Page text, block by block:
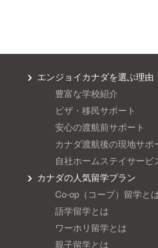
エンジョイカナダを選ぶ理由
豊富な学校紹介
ビザ・移民サポート
安心の渡航前サポート
カナダ渡航後の現地サポ
自社ホームステイサービ
カナダの人気留学プラン
Co-op（コープ）留学と
語学留学とは
ワーホリ留学とは
親子留学とは